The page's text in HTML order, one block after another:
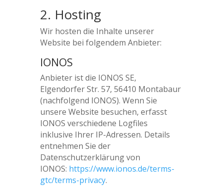
2. Hosting
Wir hosten die Inhalte unserer
Website bei folgendem Anbieter:
IONOS
Anbieter ist die IONOS SE,
Elgendorfer Str. 57, 56410 Montabaur
(nachfolgend IONOS). Wenn Sie
unsere Website besuchen, erfasst
IONOS verschiedene Logfiles
inklusive Ihrer IP-Adressen. Details
entnehmen Sie der
Datenschutzerklärung von
IONOS: https://www.ionos.de/terms-
gtc/terms-privacy.